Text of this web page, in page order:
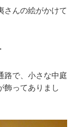
さんの絵がかけて
路で、小さな中庭
飾ってありまし